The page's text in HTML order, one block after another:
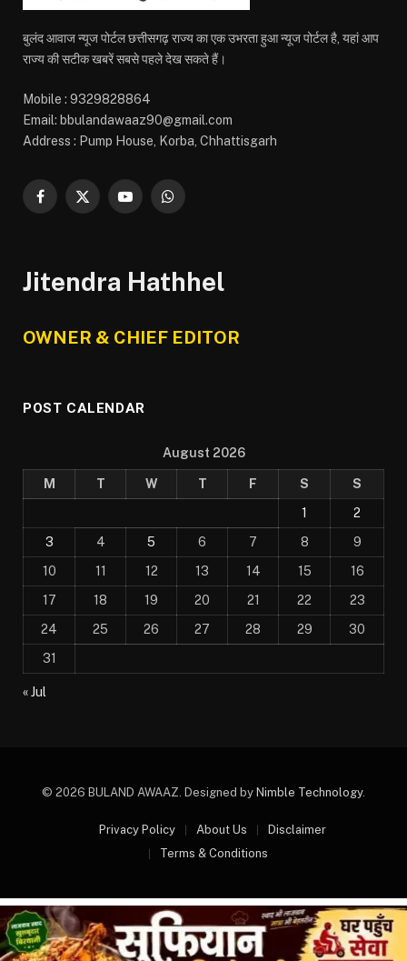
बुलंद आवाज न्यूज पोर्टल छत्तीसगढ़ राज्य का एक उभरता हुआ न्यूज पोर्टल है, यहां आप
राज्य की सटीक खबरें सबसे पहले देख सकते हैं।
Mobile : 9329828864
Email: bbulandawaaz90@gmail.com
Address : Pump House, Korba, Chhattisgarh
Facebook
X
YouTubeWhatsApp
Jitendra Hathhel
OWNER & CHIEF EDITOR
POST CALENDAR
August 2026
M T W T F S
S
1
2
3
4 5 6 7 8
9
10
11 12 13 14 15
16
17
18 19 20 21 22
23
24
25 26 27 28 29
30
31
« Jul
© 2026 BULAND AWAAZ. Designed by Nimble Technology.
Privacy Policy About Us
Disclaimer
Terms & Conditions